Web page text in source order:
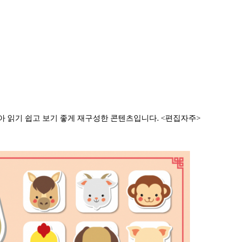
읽기 쉽고 보기 좋게 재구성한 콘텐츠입니다. <편집자주>